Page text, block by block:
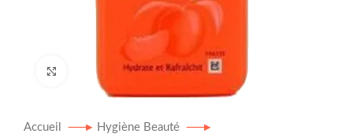
Click to enlarge
Accueil
Hygiène Beauté